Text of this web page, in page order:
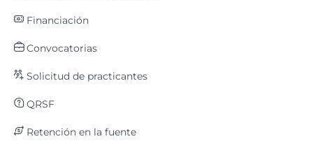
Financiación
Convocatorias
Solicitud de practicantes
QRSF
Retención en la fuente